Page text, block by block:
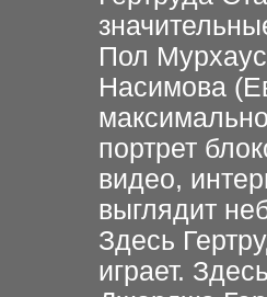
Пол
Насимова
портрет
видео,
выглядит
Здесь
играет.